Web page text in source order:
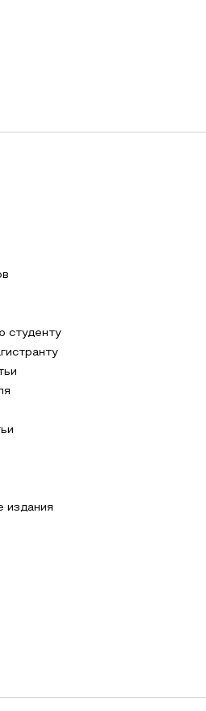
студенту
издания